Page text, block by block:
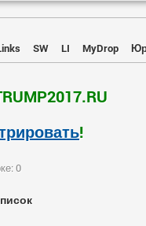
SW LI MyDrop
!
0